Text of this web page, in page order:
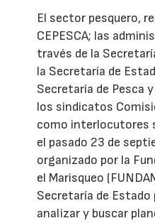
El sector pesquero,
CEPESCA; las
través de la
la Secretaría de
Secretaría de Pesca
los sindicatos
como interlocutores
el pasado 23 de
organizado por la
el Marisqueo
Secretaría de Estado
analizar y buscar